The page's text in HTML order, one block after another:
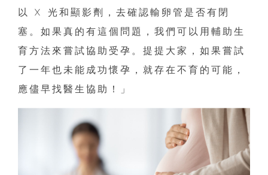
以 X 光和顯影劑，去確認輸卵管是否有閉
塞。如果真的有這個問題，我們可以用輔助生
育方法來嘗試協助受孕。提提大家，如果嘗試
了一年也未能成功懷孕，就存在不育的可能，
應儘早找醫生協助！」